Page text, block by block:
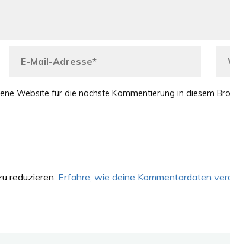
Website für die nächste Kommentierung in diesem
reduzieren. Erfahre, wie deine Kommentardaten